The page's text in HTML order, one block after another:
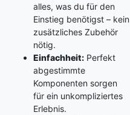
alles, was du für den
Einstieg benötigst – kein
zusätzliches Zubehör
nötig.
Einfachheit: Perfekt
abgestimmte
Komponenten sorgen
für ein unkompliziertes
Erlebnis.